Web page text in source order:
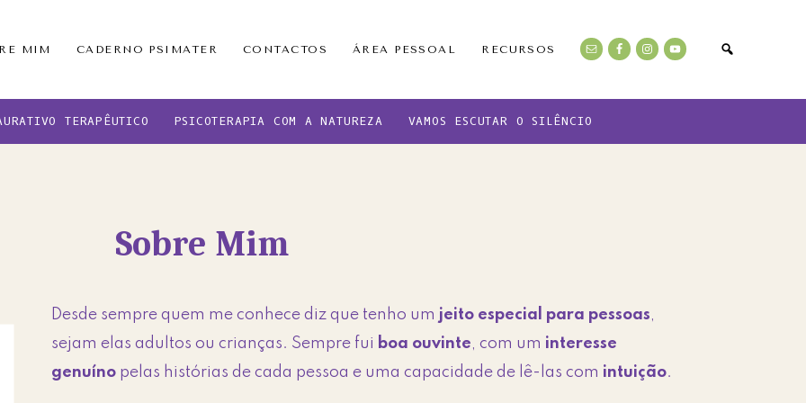
MIM CADERNO PSIMATER CONTACTOS ÁREA PESSOAL RECURSOS
TERAPÊUTICO PSICOTERAPIA COM A NATUREZA VAMOS ESCUTAR O SILÊNCIO
Sobre Mim
Desde sempre quem me conhece diz que tenho um jeito especial para pessoas,
sejam elas adultos ou crianças. Sempre fui boa ouvinte, com um interesse
genuíno pelas histórias de cada pessoa e uma capacidade de lê-las com intuição.